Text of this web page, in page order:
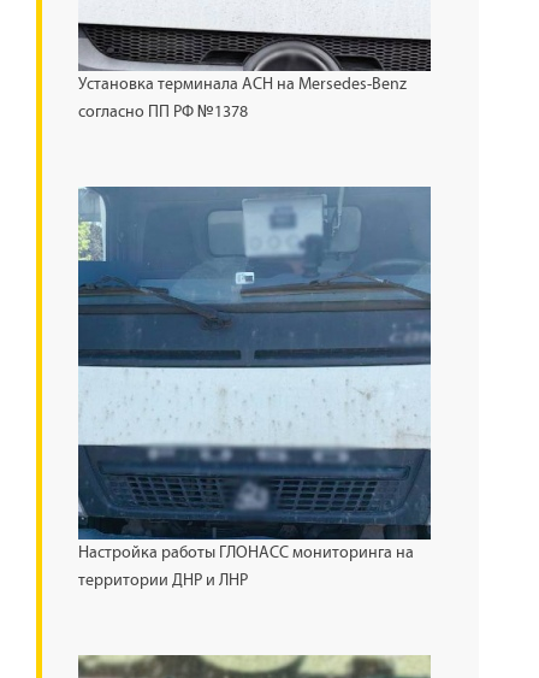
Установка терминала АСН на Mersedes-Benz
согласно ПП РФ №1378
Настройка работы ГЛОНАСС мониторинга на
территории ДНР и ЛНР